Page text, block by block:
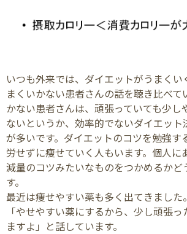
いつも外来では、ダイエットがうまくい
まくいかない患者さんの話を聴き比べて
かない患者さんは、頑張っていても少し
ないというか、効率的でないダイエット
が多いです。ダイエットのコツを勉強す
労せずに痩せていく人もいます。個人に
減量のコツみたいなものをつかめるかど
す。
最近は痩せやすい薬も多く出てきました
「やせやすい薬にするから、少し頑張
ますよ」と話しています。